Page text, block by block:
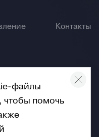
Контакты
файлы
чтобы помочь